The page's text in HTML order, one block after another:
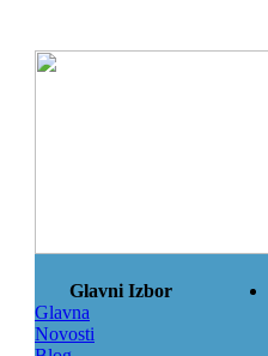
Glavni Izbor
Glavna
Novosti